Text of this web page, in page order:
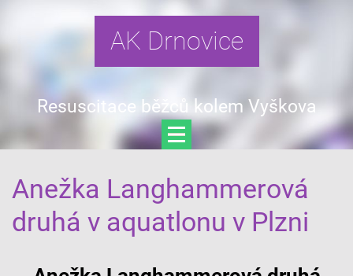
AK Drnovice
Resuscitace běžců kolem Vyškova
Anežka Langhammerová
druhá v aquatlonu v Plzni